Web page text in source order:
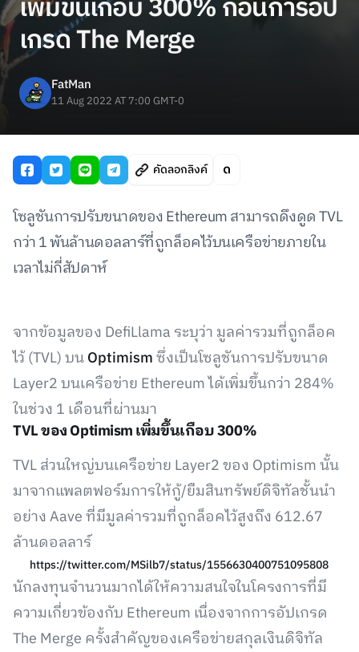
เกรด The Merge
FatMan
11 Aug 2022 AT 7:00 GMT-0
คัดลอกลิงค์
โซลูชันการปรับขนาดของ Ethereum สามารถดึงดูด TVL
กว่า 1 พันล้านดอลลาร์ที่ถูกล็อคไว้บนเครือข่ายภายใน
เวลาไม่กี่สัปดาห์
จากข้อมูลของ DefiLlama ระบุว่า มูลค่ารวมที่ถูกล็อค
ไว้ (TVL) บนOptimismซึ่งเป็นโซลูชันการปรับขนาด
Layer2 บนเครือข่าย Ethereum ได้เพิ่มขึ้นกว่า 284%
ในช่วง 1 เดือนที่ผ่านมา
TVL ของ Optimism เพิ่มขึ้นเกือบ 300%
TVL ส่วนใหญ่บนเครือข่าย Layer2 ของ Optimism นั้น
มาจากแพลตฟอร์มการให้กู้/ยืมสินทรัพย์ดิจิทัลชั้นนำ
อย่าง Aave ที่มีมูลค่ารวมที่ถูกล็อคไว้สูงถึง 612.67
ล้านดอลลาร์
https://twitter.com/MSilb7/status/1556630400751095808
นักลงทุนจำนวนมากได้ให้ความสนใจในโครงการที่มี
ความเกี่ยวข้องกับ Ethereum เนื่องจากการอัปเกรด
The Merge ครั้งสำคัญของเครือข่ายสกุลเงินดิจิทัล